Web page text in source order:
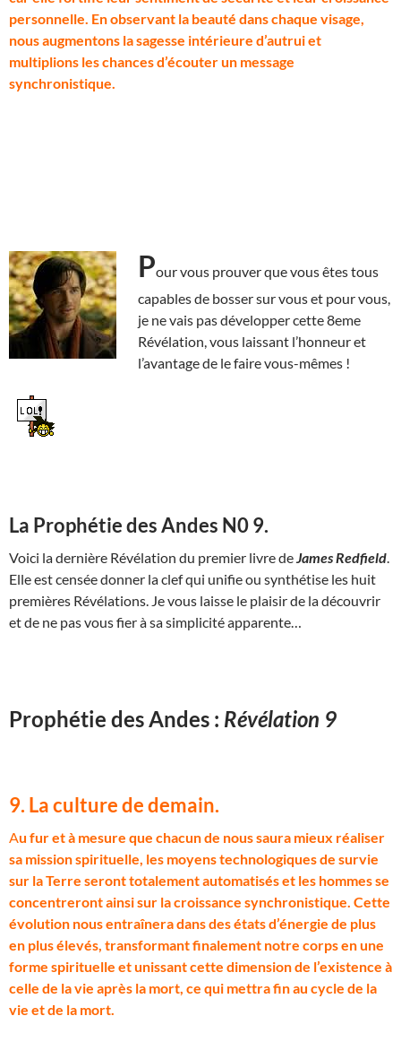
personnelle. En observant la beauté dans chaque visage,
nous augmentons la sagesse intérieure d’autrui et
multiplions les chances d’écouter un message
synchronistique.
Pour vous prouver que vous êtes tous
capables de bosser sur vous et pour vous,
je ne vais pas développer cette 8eme
Révélation, vous laissant l’honneur et
l’avantage de le faire vous-mêmes !
La Prophétie des Andes N0 9.
Voici la dernière Révélation du premier livre de James Redfield
Elle est censée donner la clef qui unifie ou synthétise les huit
premières Révélations. Je vous laisse le plaisir de la découvrir
et de ne pas vous fier à sa simplicité apparente…
Prophétie des Andes : Révélation 9
9. La culture de demain.
Au fur et à mesure que chacun de nous saura mieux réaliser
sa mission spirituelle, les moyens technologiques de survie
sur la Terre seront totalement automatisés et les hommes se
concentreront ainsi sur la croissance synchronistique. Cette
évolution nous entraînera dans des états d’énergie de plus
en plus élevés, transformant finalement notre corps en une
forme spirituelle et unissant cette dimension de l’existence à
celle de la vie après la mort, ce qui mettra fin au cycle de la
vie et de la mort.